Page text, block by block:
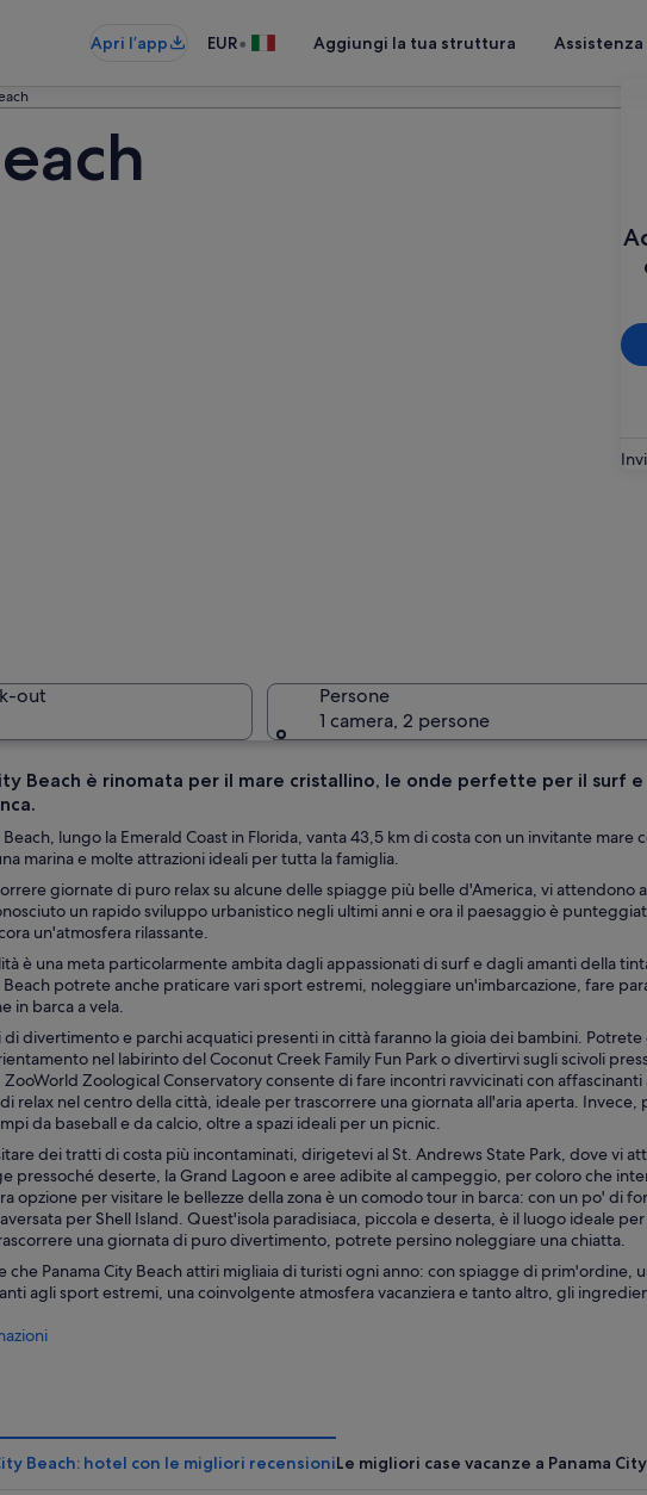
Apri l’app EUR• Aggiungi la tua struttura
una riva sabbiosa e alti edifici sullo sfondo.
out
Persone
1 camera, 2 persone
Beach è rinomata per il mare cristallino, le onde perfette per il surf
Beach, lungo la Emerald Coast in Florida, vanta 43,5 km di costa con un invitante
marina e molte attrazioni ideali per tutta la famiglia.
giornate di puro relax su alcune delle spiagge più belle d'America, vi
un rapido sviluppo urbanistico negli ultimi anni e ora il paesaggio è
un'atmosfera rilassante.
è una meta particolarmente ambita dagli appassionati di surf e dagli amanti della
Beach potrete anche praticare vari sport estremi, noleggiare un'imbarcazione, fare
in barca a vela.
di divertimento e parchi acquatici presenti in città faranno la gioia dei bambini.
nel labirinto del Coconut Creek Family Fun Park o divertirvi sugli scivoli
Zoological Conservatory consente di fare incontri ravvicinati con affascinanti
relax nel centro della città, ideale per trascorrere una giornata all'aria aperta. Invece,
da baseball e da calcio, oltre a spazi ideali per un picnic.
dei tratti di costa più incontaminati, dirigetevi al St. Andrews State Park, dove vi
pressoché deserte, la Grand Lagoon e aree adibite al campeggio, per coloro che
opzione per visitare le bellezze della zona è un comodo tour in barca: con un po' di
per Shell Island. Quest'isola paradisiaca, piccola e deserta, è il luogo ideale
una giornata di puro divertimento, potrete persino noleggiare una chiatta.
che Panama City Beach attiri migliaia di turisti ogni anno: con spiagge di
agli sport estremi, una coinvolgente atmosfera vacanziera e tanto altro, gli
Beach: hotel con le migliori recensioniLe migliori case vacanze a Panama